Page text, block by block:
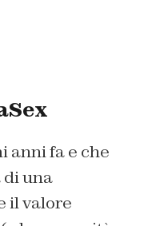
anni fa e che
una
il valore